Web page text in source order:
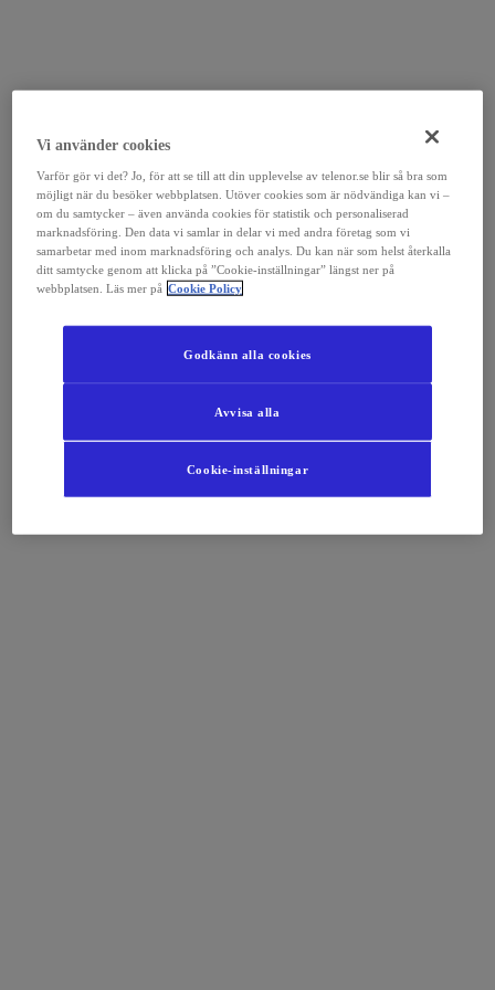
Vi använder cookies
Varför gör vi det? Jo, för att se till att din upplevelse av telenor.se blir så bra som
möjligt när du besöker webbplatsen. Utöver cookies som är nödvändiga kan vi –
om du samtycker – även använda cookies för statistik och personaliserad
marknadsföring. Den data vi samlar in delar vi med andra företag som vi
samarbetar med inom marknadsföring och analys. Du kan när som helst återkalla
ditt samtycke genom att klicka på ”Cookie-inställningar” längst ner på
webbplatsen. Läs mer på Cookie Policy
Cookie-inställningar
Avvisa alla
Godkänn alla cookies